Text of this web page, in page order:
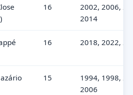
16
2002, 2006,
2014
16 2018, 2022,
15
1994, 1998,
2006